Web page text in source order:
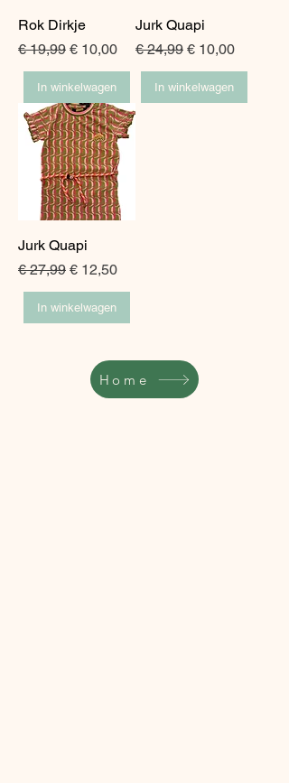
Rok Dirkje
Normale prijs
€ 19,99 Verkoopprijs
€ 10,00
In winkelwagen
Jurk Quapi
Normale prijs
€ 24,99 Verkoopprijs
€ 10,00
In winkelwagen
Jurk Quapi
Normale prijs
€ 27,99 Verkoopprijs
€ 12,50
In winkelwagen
Home